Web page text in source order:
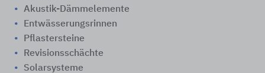
Akustik-Dämmelemente
Entwässerungsrinnen
Pflastersteine
Revisionsschächte
Solarsysteme